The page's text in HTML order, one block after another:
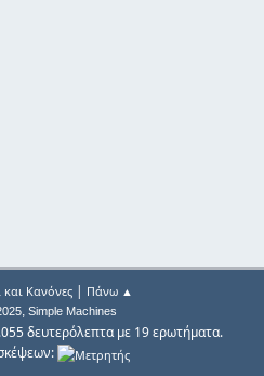
Κανόνες| Πάνω ▲
, Simple Machines
δευτερόλεπτα με 19 ερωτήματα.